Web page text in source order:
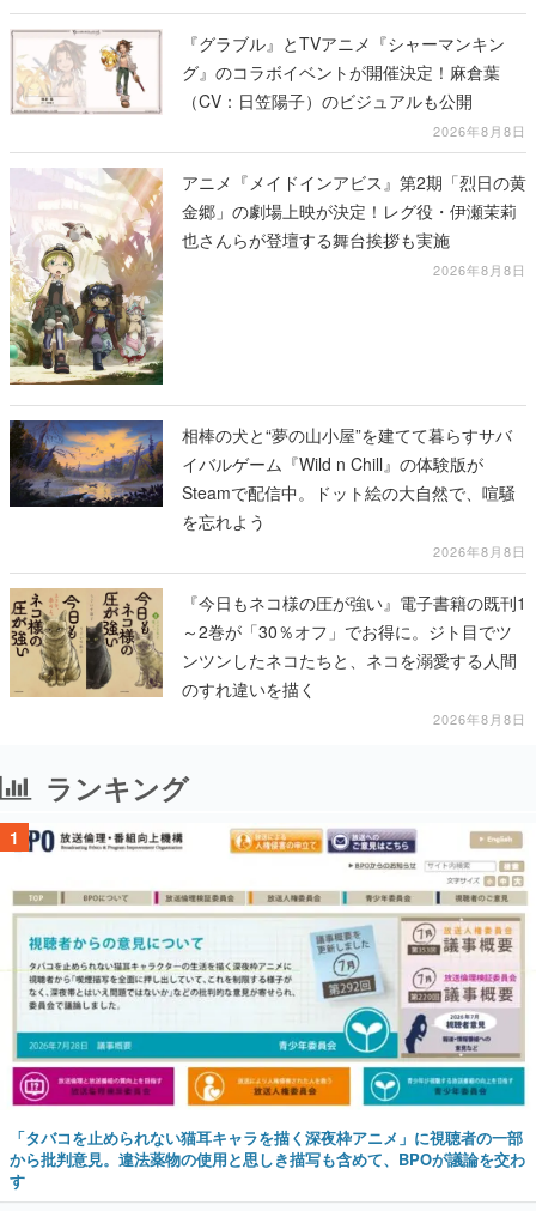
『グラブル』とTVアニメ『シャーマンキン
グ』のコラボイベントが開催決定！麻倉葉
（CV：日笠陽子）のビジュアルも公開
2026年8月8日
アニメ『メイドインアビス』第2期「烈日の黄
金郷」の劇場上映が決定！レグ役・伊瀬茉莉
也さんらが登壇する舞台挨拶も実施
2026年8月8日
相棒の犬と“夢の山小屋”を建てて暮らすサバ
イバルゲーム『Wild n Chill』の体験版が
Steamで配信中。ドット絵の大自然で、喧騒
を忘れよう
2026年8月8日
『今日もネコ様の圧が強い』電子書籍の既刊1
～2巻が「30％オフ」でお得に。ジト目でツ
ンツンしたネコたちと、ネコを溺愛する人間
のすれ違いを描く
2026年8月8日
ランキング
1
「タバコを止められない猫耳キャラを描く深夜枠アニメ」に視聴者の一部
から批判意見。違法薬物の使用と思しき描写も含めて、BPOが議論を交わ
す